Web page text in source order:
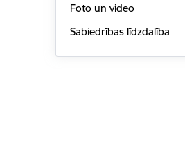
Foto un video
Sabiedrības līdzdalība